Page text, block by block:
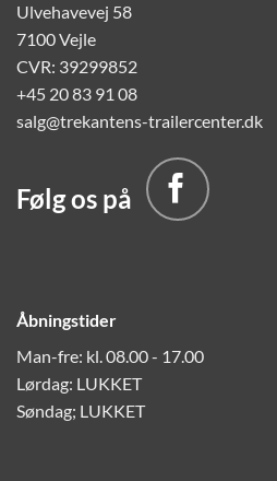
Ulvehavevej 58
7100 Vejle
CVR: 39299852
+45 20 83 91 08
salg@trekantens-trailercenter.dk
Følg os på
Åbningstider
Man-fre: kl. 08.00 - 17.00
Lørdag: LUKKET
Søndag; LUKKET